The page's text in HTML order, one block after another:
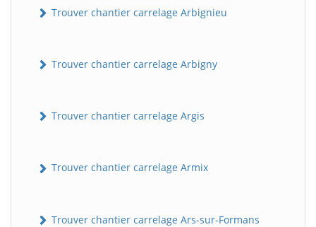
Trouver chantier carrelage Arbignieu
Trouver chantier carrelage Arbigny
Trouver chantier carrelage Argis
Trouver chantier carrelage Armix
Trouver chantier carrelage Ars-sur-Formans